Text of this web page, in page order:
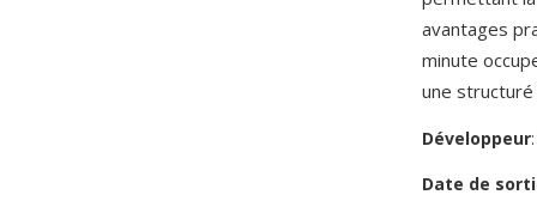
avantages
minute
une structuré
Développeur:
Date de